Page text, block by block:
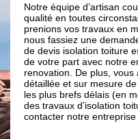
d’artisan couvreur réalise des
circonstances. Mais avant
travaux en main ; il est
une demande de devis. Faire
toiture est gratuite et
avec notre entreprise de
plus, vous aurez une
mesure de votre demande
délais (en moins de 24
toiture efficace ;
entreprise de couverture